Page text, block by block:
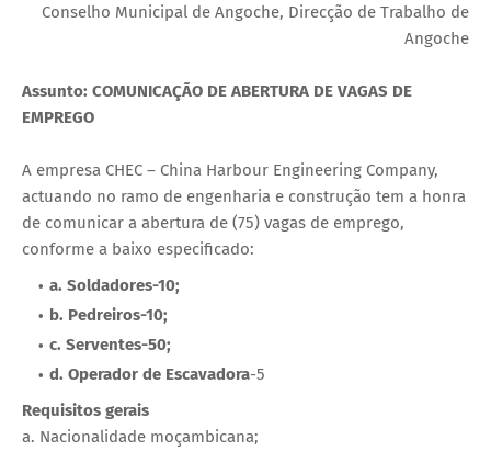
‎Conselho Municipal de Angoche, Direcção de Trabalho de
Angoche
‎Assunto: COMUNICAÇÃO DE ABERTURA DE VAGAS DE
EMPREGO
‎A empresa CHEC – China Harbour Engineering Company,
actuando no ramo de engenharia e construção tem a honra
de comunicar a abertura de (75) vagas de emprego,
conforme a baixo especificado:
a. Soldadores-10;
‎b. Pedreiros-10;
‎c. Serventes-50;
‎d. Operador de Escavadora-5
Requisitos gerais
‎a. Nacionalidade moçambicana;